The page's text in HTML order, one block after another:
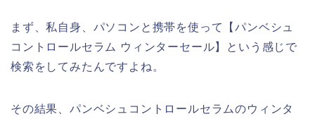
まず、私自身、パソコンと携帯を使って【パンベシュ
コントロールセラム ウィンターセール】という感じで
検索をしてみたんですよね。
その結果、パンベシュコントロールセラムのウィンタ